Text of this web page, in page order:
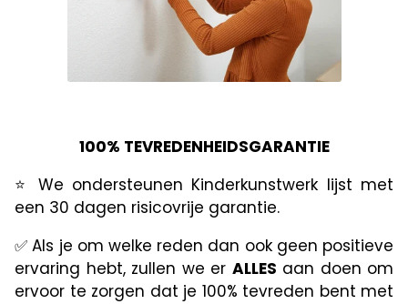
100% TEVREDENHEIDSGARANTIE
⭐️ We ondersteunen Kinderkunstwerk lijst met
een 30 dagen risicovrije garantie.
✅ Als je om welke reden dan ook geen positieve
ervaring hebt, zullen we er ALLES aan doen om
ervoor te zorgen dat je 100% tevreden bent met